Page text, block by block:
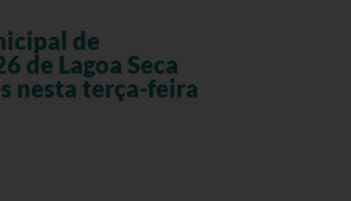
de
de Lagoa Seca
nesta terça-feira